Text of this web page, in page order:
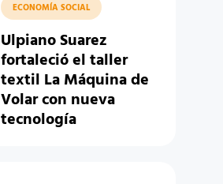
ECONOMÍA SOCIAL
Ulpiano Suarez
fortaleció el taller
textil La Máquina de
Volar con nueva
tecnología